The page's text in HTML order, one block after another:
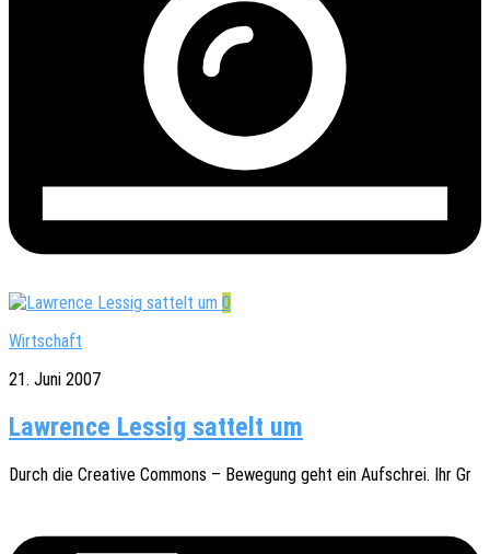
0
Wirtschaft
21. Juni 2007
Lawrence Lessig sattelt um
Durch die Crea­ti­ve Commons – Bewe­gung geht ein Aufschrei. Ihr Gr